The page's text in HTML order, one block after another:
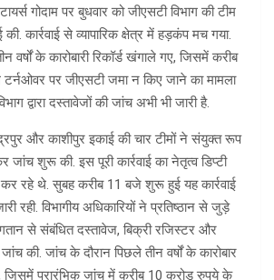
गोदाम पर बुधवार को जीएसटी विभाग की टीम
की. कार्रवाई से व्यापारिक क्षेत्र में हड़कंप मच गया.
वर्षों के कारोबारी रिकॉर्ड खंगाले गए, जिसमें करीब
पर जीएसटी जमा न किए जाने का मामला
द्वारा दस्तावेजों की जांच अभी भी जारी है.
और काशीपुर इकाई की चार टीमों ने संयुक्त रूप
जांच शुरू की. इस पूरी कार्रवाई का नेतृत्व डिप्टी
रहे थे. सुबह करीब 11 बजे शुरू हुई यह कार्रवाई
रही. विभागीय अधिकारियों ने प्रतिष्ठान से जुड़े
से संबंधित दस्तावेज, बिक्री रजिस्टर और
जांच की. जांच के दौरान पिछले तीन वर्षों के कारोबार
जिसमें प्रारंभिक जांच में करीब 10 करोड़ रुपये के